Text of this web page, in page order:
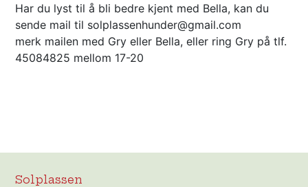
Har du lyst til å bli bedre kjent med Bella, kan du
sende mail til solplassenhunder@gmail.com
merk mailen med Gry eller Bella, eller ring Gry på tlf.
45084825 mellom 17-20
Solplassen